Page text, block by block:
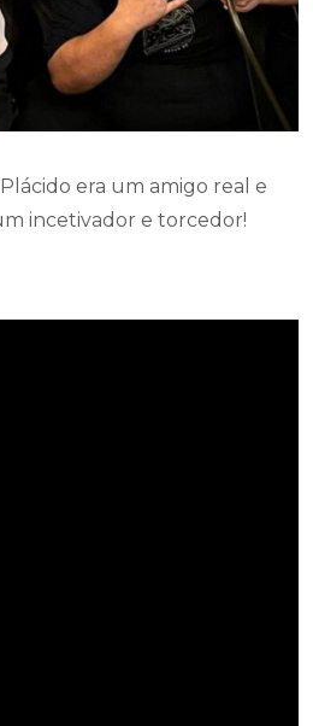
era um amigo real e
incetivador e torcedor!